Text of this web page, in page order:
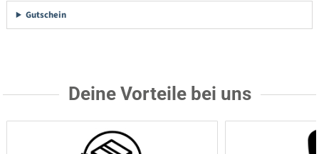
Gutschein
Deine Vorteile bei uns